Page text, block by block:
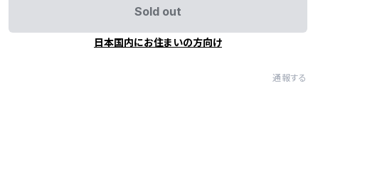
Sold out
日本国内にお住まいの方向け
通報する